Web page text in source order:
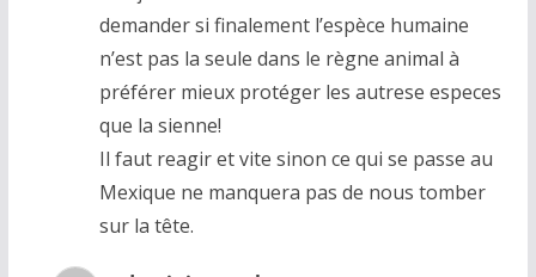
demander si finalement l’espèce humaine
n’est pas la seule dans le règne animal à
préférer mieux protéger les autrese especes
que la sienne!
Il faut reagir et vite sinon ce qui se passe au
Mexique ne manquera pas de nous tomber
sur la tête.